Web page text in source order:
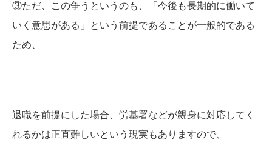
③ただ、この争うというのも、「今後も長期的に働いて
いく意思がある」という前提であることが一般的である
ため、
退職を前提にした場合、労基署などが親身に対応してく
れるかは正直難しいという現実もありますので、